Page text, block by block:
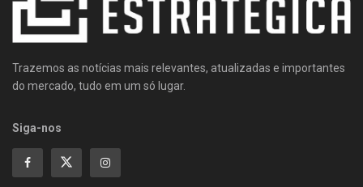
Trazemos as notícias mais relevantes, atualizadas e importantes
do mercado, tudo em um só lugar.
Siga-nos